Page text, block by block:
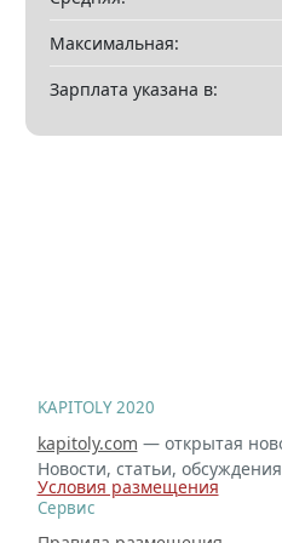
Максимальная:
Зарплата указана в:
KAPITOLY 2020
kapitoly.com — открытая
Новости, статьи,
Условия размещения
Сервис